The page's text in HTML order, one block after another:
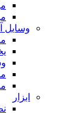
وسایل
ابزار